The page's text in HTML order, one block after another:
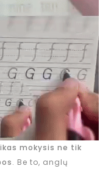
mokysis ne tik
. Be to, anglų